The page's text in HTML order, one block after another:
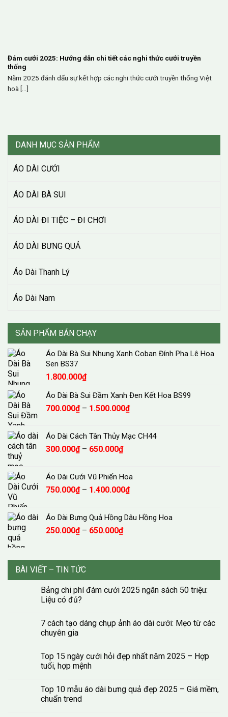
DANH MỤC SẢN PHẨM
ÁO DÀI CƯỚI
ÁO DÀI BÀ SUI
ÁO DÀI ĐI TIỆC – ĐI CHƠI
ÁO DÀI BƯNG QUẢ
Áo Dài Thanh Lý
Áo Dài Nam
SẢN PHẨM BÁN CHẠY
Áo Dài Bà Sui Nhung Xanh Coban Đính Pha Lê Hoa
Sen BS37
1.800.000₫
Áo Dài Bà Sui Đầm Xanh Đen Kết Hoa BS99
700.000₫ – 1.500.000₫Khoảng
700.000₫
Áo Dài Cách Tân Thủy Mạc CH44
300.000₫ – 650.000₫Khoảng
300.000₫
đến
Áo Dài Cưới Vũ Phiến Hoa
750.000₫ – 1.400.000₫Khoảng
750.000₫
Áo Dài Bưng Quả Hồng Dâu Hồng Hoa
250.000₫ – 650.000₫Khoảng
250.000₫
650.000₫
BÀI VIẾT – TIN TỨC
Bảng chi phí đám cưới 2025 ngân sách 50 triệu:
Liệu có đủ?
7 cách tạo dáng chụp ảnh áo dài cưới: Mẹo từ các
chuyên gia
Top 15 ngày cưới hỏi đẹp nhất năm 2025 – Hợp
tuổi, hợp mệnh
Top 10 mẫu áo dài bưng quả đẹp 2025 – Giá mềm,
chuẩn trend
Đám cưới 2025: Hướng dẫn chi tiết các nghi thức cưới truyền
thống
Năm 2025 đánh dấu sự kết hợp các nghi thức cưới truyền thống Việt
hoà [...]